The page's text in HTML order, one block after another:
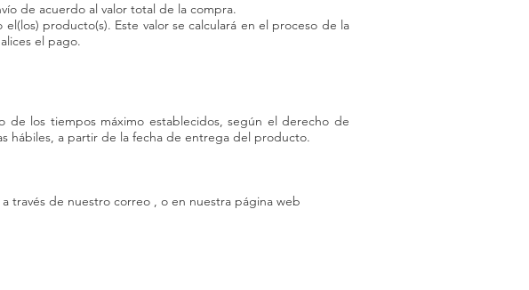
de acuerdo al valor total de la compra.
producto(s). Este valor se calculará en el proceso de la
el pago.
los tiempos máximo establecidos, según el derecho de
hábiles, a partir de la fecha de entrega del producto.
través de nuestro correo , o en nuestra página web